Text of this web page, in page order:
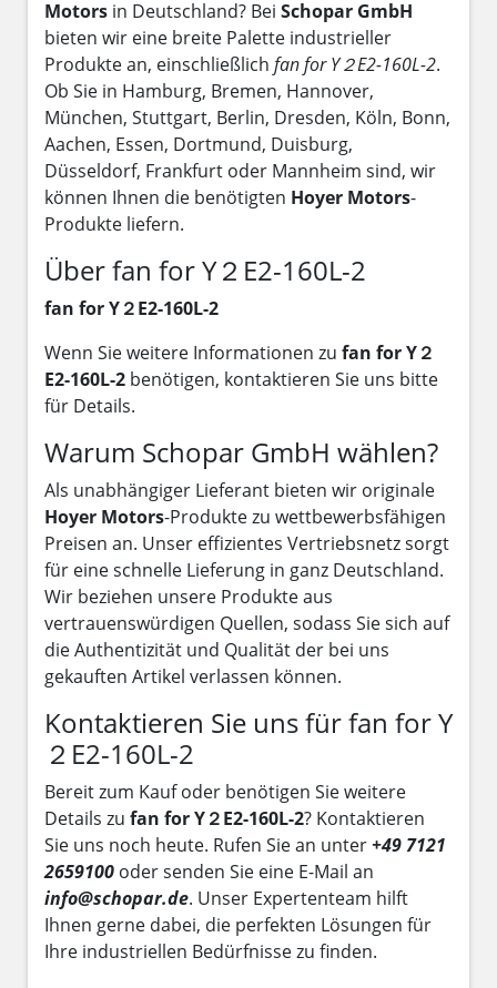
Motors in Deutschland? Bei Schopar GmbH
bieten wir eine breite Palette industrieller
Produkte an, einschließlich fan for Y２E2-160L-2.
Ob Sie in Hamburg, Bremen, Hannover,
München, Stuttgart, Berlin, Dresden, Köln, Bonn,
Aachen, Essen, Dortmund, Duisburg,
Düsseldorf, Frankfurt oder Mannheim sind, wir
können Ihnen die benötigten Hoyer Motors-
Produkte liefern.
Über fan for Y２E2-160L-2
fan for Y２E2-160L-2
Wenn Sie weitere Informationen zu fan for Y２
E2-160L-2 benötigen, kontaktieren Sie uns bitte
für Details.
Warum Schopar GmbH wählen?
Als unabhängiger Lieferant bieten wir originale
Hoyer Motors-Produkte zu wettbewerbsfähigen
Preisen an. Unser effizientes Vertriebsnetz sorgt
für eine schnelle Lieferung in ganz Deutschland.
Wir beziehen unsere Produkte aus
vertrauenswürdigen Quellen, sodass Sie sich auf
die Authentizität und Qualität der bei uns
gekauften Artikel verlassen können.
Kontaktieren Sie uns für fan for Y
２E2-160L-2
Bereit zum Kauf oder benötigen Sie weitere
Details zu fan for Y２E2-160L-2? Kontaktieren
Sie uns noch heute. Rufen Sie an unter+49 7121
2659100 oder senden Sie eine E-Mail an
info@schopar.de. Unser Expertenteam hilft
Ihnen gerne dabei, die perfekten Lösungen für
Ihre industriellen Bedürfnisse zu finden.